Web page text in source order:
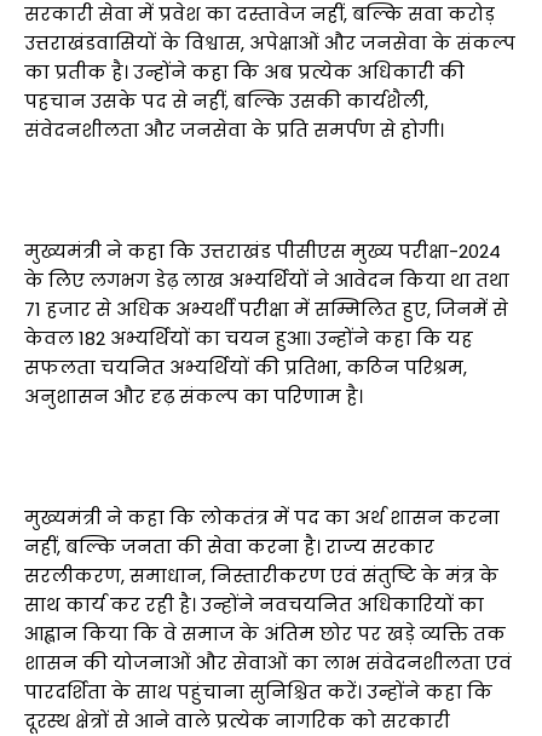
सरकारी सेवा में प्रवेश का दस्तावेज नहीं, बल्कि सवा करोड़
उत्तराखंडवासियों के विश्वास, अपेक्षाओं और जनसेवा के संकल्प
का प्रतीक है। उन्होंने कहा कि अब प्रत्येक अधिकारी की
पहचान उसके पद से नहीं, बल्कि उसकी कार्यशैली,
संवेदनशीलता और जनसेवा के प्रति समर्पण से होगी।
मुख्यमंत्री ने कहा कि उत्तराखंड पीसीएस मुख्य परीक्षा-2024
के लिए लगभग डेढ़ लाख अभ्यर्थियों ने आवेदन किया था तथा
71 हजार से अधिक अभ्यर्थी परीक्षा में सम्मिलित हुए, जिनमें से
केवल 182 अभ्यर्थियों का चयन हुआ। उन्होंने कहा कि यह
सफलता चयनित अभ्यर्थियों की प्रतिभा, कठिन परिश्रम,
अनुशासन और दृढ़ संकल्प का परिणाम है।
मुख्यमंत्री ने कहा कि लोकतंत्र में पद का अर्थ शासन करना
नहीं, बल्कि जनता की सेवा करना है। राज्य सरकार
सरलीकरण, समाधान, निस्तारीकरण एवं संतुष्टि के मंत्र के
साथ कार्य कर रही है। उन्होंने नवचयनित अधिकारियों का
आह्वान किया कि वे समाज के अंतिम छोर पर खड़े व्यक्ति तक
शासन की योजनाओं और सेवाओं का लाभ संवेदनशीलता एवं
पारदर्शिता के साथ पहुंचाना सुनिश्चित करें। उन्होंने कहा कि
दूरस्थ क्षेत्रों से आने वाले प्रत्येक नागरिक को सरकारी